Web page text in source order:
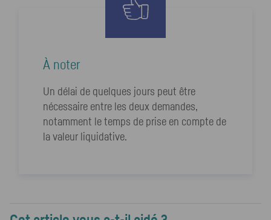
À noter
Un délai de quelques jours peut être
nécessaire entre les deux demandes,
notamment le temps de prise en compte de
la valeur liquidative.